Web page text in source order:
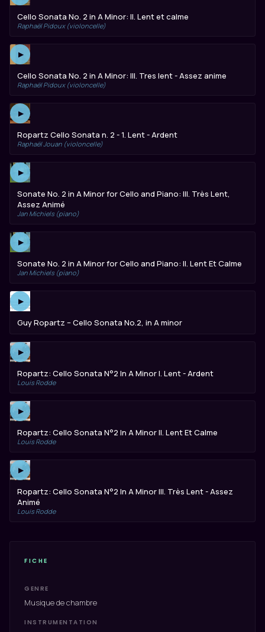
Cello Sonata No. 2 in A Minor: II. Lent et calme
Raphaël Pidoux (violoncelle)
▶
Cello Sonata No. 2 in A Minor: III. Tres lent - Assez anime
Raphaël Pidoux (violoncelle)
▶
Ropartz Cello Sonata n. 2 - 1. Lent - Ardent
Raphaël Jouan (violoncelle)
▶
Sonate No. 2 in A Minor for Cello and Piano: III. Très Lent,
Assez Animé
Jan Michiels (piano)
▶
Sonate No. 2 in A Minor for Cello and Piano: II. Lent Et Calme
Jan Michiels (piano)
▶
Guy Ropartz – Cello Sonata No.2, in A minor
▶
Ropartz: Cello Sonata N°2 In A Minor I. Lent - Ardent
Louis Rodde
▶
Ropartz: Cello Sonata N°2 In A Minor II. Lent Et Calme
Louis Rodde
▶
Ropartz: Cello Sonata N°2 In A Minor III. Très Lent - Assez
Animé
Louis Rodde
FICHE
GENRE
Musique de chambre
INSTRUMENTATION